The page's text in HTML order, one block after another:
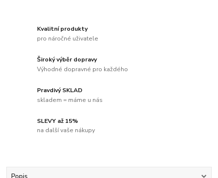
Kvalitní produkty
pro náročné uživatele
Široký výběr dopravy
Výhodné dopravné pro každého
Pravdivý SKLAD
skladem = máme u nás
SLEVY až 15%
na další vaše nákupy